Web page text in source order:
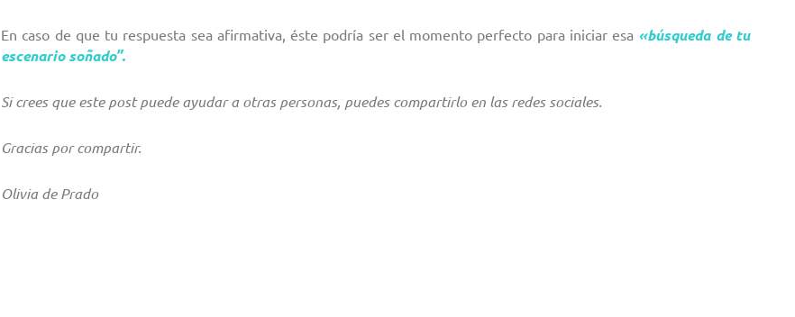
En caso de que tu respuesta sea afirmativa, éste podría ser el momento perfecto para iniciar esa «búsqueda de tu
escenario soñado”.
Si crees que este post puede ayudar a otras personas, puedes compartirlo en las redes sociales.
Gracias por compartir.
Olivia de Prado